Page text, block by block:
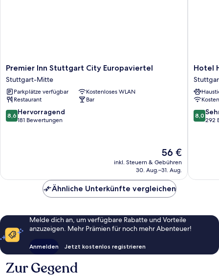
Premier
Inn
Stuttgart
City
Europaviertel
Stuttgart-
Mitte
Premier Inn Stuttgart City Europaviertel
Stuttgart-Mitte
Parkplätze verfügbar
Kostenloses WLAN
Restaurant
Bar
8.6
von
8,6 Hervorragend
181 Bewertungen
Der
Preis
beträgt
56 €
inkl. Steuern & Gebühren
30. Aug.–31. Aug.
Hotel
Hansa
West
Hotel
8.0
von
8,0
292
Ähnliche Unterkünfte vergleichen
Melde dich an, um verfügbare Rabatte und Vorteile
anzuzeigen. Mehr Prämien für noch mehr Abenteuer!
Anmelden Jetzt kostenlos registrieren
Zur Gegend